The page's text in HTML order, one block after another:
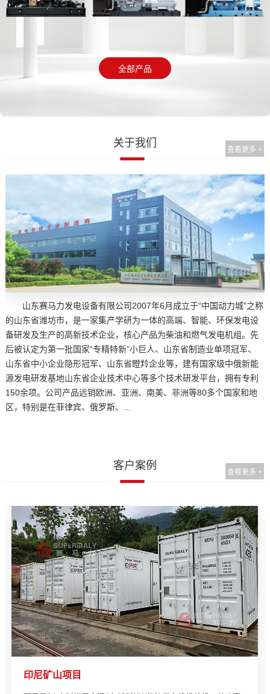
全部产品
关于我们
查看更多 +
山东赛马力发电设备有限公司2007年6月成立于“中国动力城”之称
的山东省潍坊市，是一家集产学研为一体的高端、智能、环保发电设
备研发及生产的高新技术企业，核心产品为柴油和燃气发电机组。先
后被认定为第一批国家“专精特新”小巨人、山东省制造业单项冠军、
山东省中小企业隐形冠军、山东省瞪羚企业等，建有国家级中俄新能
源发电研发基地山东省企业技术中心等多个技术研发平台，拥有专利
150余项。公司产品远销欧洲、亚洲、南美、非洲等80多个国家和地
区，特别是在菲律宾、俄罗斯、...
客户案例
查看更多 +
印尼矿山项目